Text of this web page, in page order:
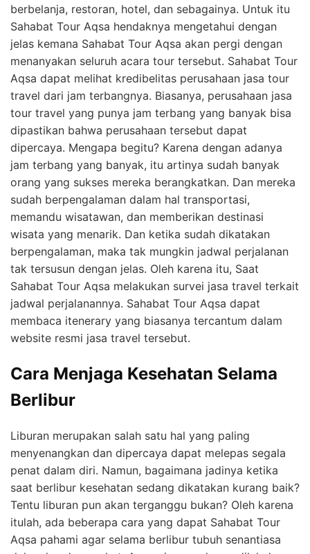
berbelanja, restoran, hotel, dan sebagainya. Untuk itu
Sahabat Tour Aqsa hendaknya mengetahui dengan
jelas kemana Sahabat Tour Aqsa akan pergi dengan
menanyakan seluruh acara tour tersebut. Sahabat Tour
Aqsa dapat melihat kredibelitas perusahaan jasa tour
travel dari jam terbangnya. Biasanya, perusahaan jasa
tour travel yang punya jam terbang yang banyak bisa
dipastikan bahwa perusahaan tersebut dapat
dipercaya. Mengapa begitu? Karena dengan adanya
jam terbang yang banyak, itu artinya sudah banyak
orang yang sukses mereka berangkatkan. Dan mereka
sudah berpengalaman dalam hal transportasi,
memandu wisatawan, dan memberikan destinasi
wisata yang menarik. Dan ketika sudah dikatakan
berpengalaman, maka tak mungkin jadwal perjalanan
tak tersusun dengan jelas. Oleh karena itu, Saat
Sahabat Tour Aqsa melakukan survei jasa travel terkait
jadwal perjalanannya. Sahabat Tour Aqsa dapat
membaca itenerary yang biasanya tercantum dalam
website resmi jasa travel tersebut.
Cara Menjaga Kesehatan Selama
Berlibur
Liburan merupakan salah satu hal yang paling
menyenangkan dan dipercaya dapat melepas segala
penat dalam diri. Namun, bagaimana jadinya ketika
saat berlibur kesehatan sedang dikatakan kurang baik?
Tentu liburan pun akan terganggu bukan? Oleh karena
itulah, ada beberapa cara yang dapat Sahabat Tour
Aqsa pahami agar selama berlibur tubuh senantiasa